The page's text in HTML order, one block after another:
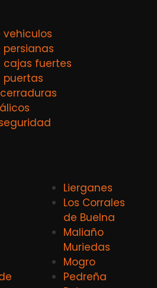
cajas fuertes
puertas
Lierganes
Los Corrales
de Buelna
Maliaño
Muriedas
Mogro
Pedreña